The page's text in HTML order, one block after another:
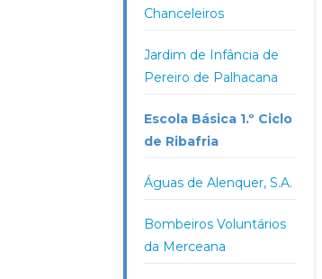
Chanceleiros
Jardim de Infância de
Pereiro de Palhacana
Escola Básica 1.º Ciclo
de Ribafria
Águas de Alenquer, S.A.
Bombeiros Voluntários
da Merceana